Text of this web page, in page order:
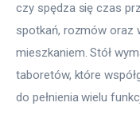
Salon
Sypialnia
czy spędza się czas
spotkań, rozmów oraz
mieszkaniem. Stół
taboretów, które
do pełnienia wielu